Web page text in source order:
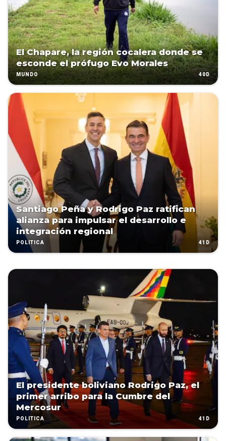
El Chapare, la región cocalera donde se
esconde el prófugo Evo Morales
MUNDO 40D
Santiago Peña y Rodrigo Paz ratifican
alianza para impulsar el desarrollo e
integración regional
POLÍTICA 41D
El presidente boliviano Rodrigo Paz, el
primer arribo para la Cumbre del
Mercosur
POLÍTICA 41D